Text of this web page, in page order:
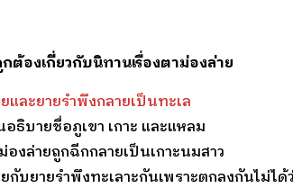
ต้องเกี่ยวกับนิทานเรื่องตาม่องล่าย
และยายรำพึงกลายเป็นทะเล
ธิบายชื่อภูเขา เกาะ และแหลม
องล่ายถูกฉีกกลายเป็นเกาะนมสาว
กับยายรำพึงทะเลาะกันเพราะตกลงกันไม่ได้